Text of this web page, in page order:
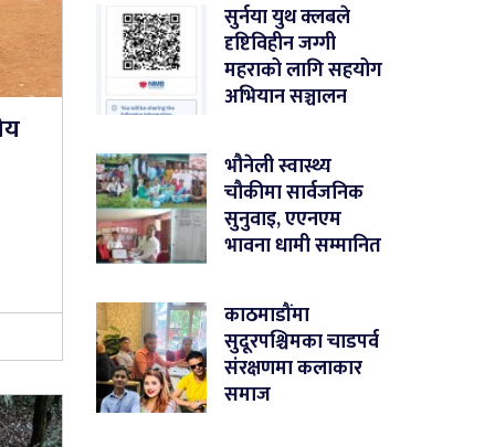
सुर्नया युथ क्लबले
दृष्टिविहीन जग्गी
महराको लागि सहयोग
अभियान सञ्चालन
भौनेली स्वास्थ्य
चौकीमा सार्वजनिक
सुनुवाइ, एएनएम
भावना धामी सम्मानित
काठमाडौंमा
सुदूरपश्चिमका चाडपर्व
संरक्षणमा कलाकार
समाज